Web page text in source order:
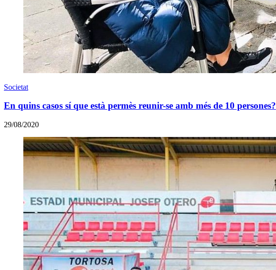
Societat
En quins casos sí que està permès reunir-se amb més de 10 persones?
29/08/2020